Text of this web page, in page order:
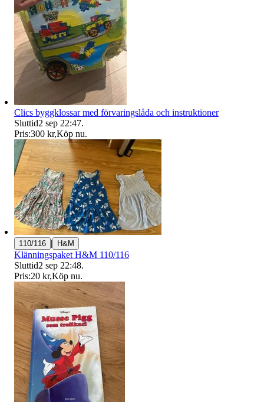
Clics byggklossar med förvaringslåda och instruktioner
Sluttid2 sep 22:47.
Pris:300 kr,Köp nu.
110/116 | H&M
Klänningspaket H&M 110/116
Sluttid2 sep 22:48.
Pris:20 kr,Köp nu.